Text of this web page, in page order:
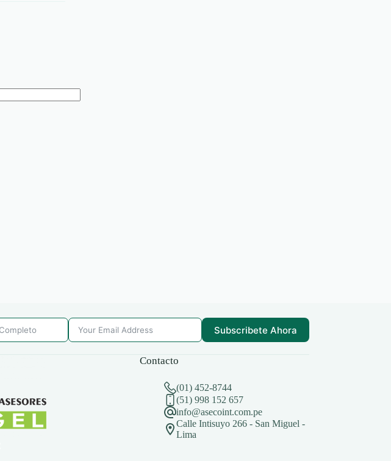
Subscribete Ahora
Contacto
(01) 452-8744
(51) 998 152 657
info@asecoint.com.pe
Calle Intisuyo 266 - San Miguel -
Lima